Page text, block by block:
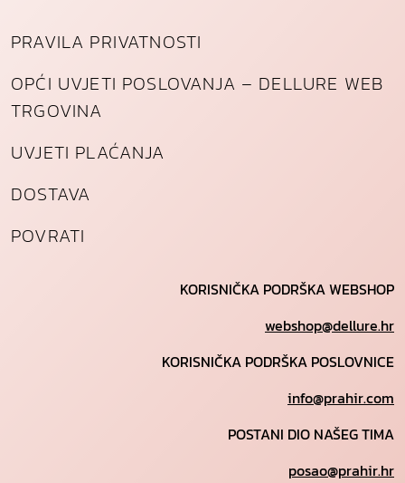
PRAVILA PRIVATNOSTI
OPĆI UVJETI POSLOVANJA – DELLURE WEB
TRGOVINA
UVJETI PLAĆANJA
DOSTAVA
POVRATI
KORISNIČKA PODRŠKA WEBSHOP
webshop@dellure.hr
KORISNIČKA PODRŠKA POSLOVNICE
info@prahir.com
POSTANI DIO NAŠEG TIMA
posao@prahir.hr